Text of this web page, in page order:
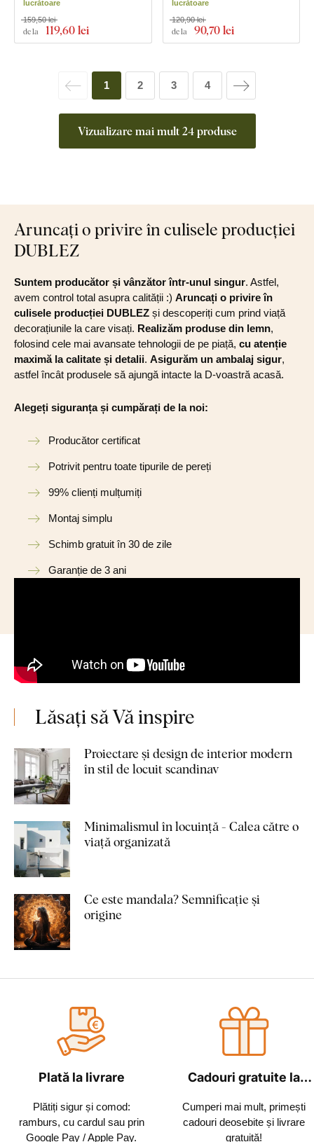
lucrătoare
de la 119,60 lei
159,50 lei
lucrătoare
de la 90,70 lei
120,90 lei
Vizualizare mai mult 24 produse
1 2 3 4
Aruncați o privire în culisele producției
DUBLEZ
Suntem producător și vânzător într-unul singur. Astfel,
avem control total asupra calității :) Aruncați o privire în
culisele producției DUBLEZ și descoperiți cum prind viață
decorațiunile la care visați. Realizăm produse din lemn,
folosind cele mai avansate tehnologii de pe piață, cu atenție
maximă la calitate și detalii. Asigurăm un ambalaj sigur,
astfel încât produsele să ajungă intacte la D-voastră acasă.
Alegeți siguranța și cumpărați de la noi:
Producător certificat
Potrivit pentru toate tipurile de pereți
99% clienți mulțumiți
Montaj simplu
Schimb gratuit în 30 de zile
Garanție de 3 ani
Lăsați să Vă inspire
Proiectare și design de interior modern
în stil de locuit scandinav
Minimalismul în locuință - Calea către o
viață organizată
Ce este mandala? Semnificație și
origine
Plată la livrare
Plătiți sigur și comod:
ramburs, cu cardul sau prin
Google Pay / Apple Pay.
Cadouri gratuite la
Cumperi mai mult, primești
cadouri deosebite și livrare
gratuită!